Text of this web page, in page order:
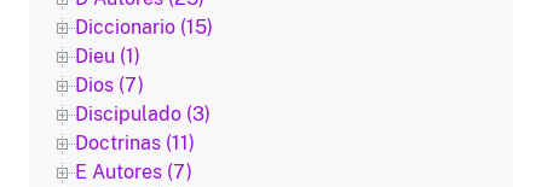
Diccionario (15)
Dieu (1)
Dios (7)
Discipulado (3)
Doctrinas (11)
E Autores (7)